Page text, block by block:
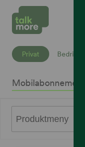
Privat Bedrift
Mobilabonnement
Produktmeny